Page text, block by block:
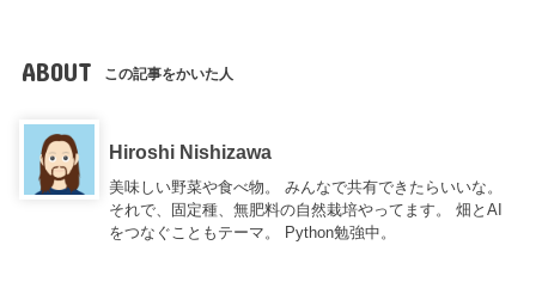
ABOUT この記事をかいた人
Hiroshi Nishizawa
美味しい野菜や食べ物。 みんなで共有できたらいいな。
それで、固定種、無肥料の自然栽培やってます。 畑とAI
をつなぐこともテーマ。 Python勉強中。